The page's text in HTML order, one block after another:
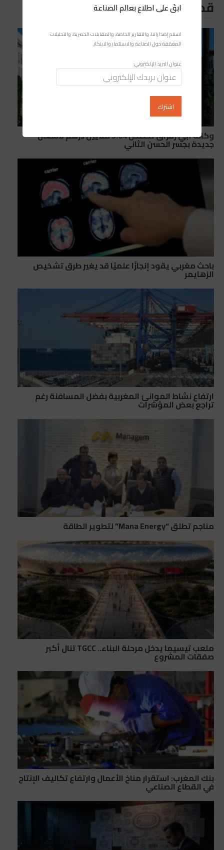
قد يعجبك ايضا
وكالة أبي رقراق تخصص 5.04 ملايين درهم لأشغال
جديدة بجسر الحسن الثاني
باحث مغربي يقود إنجازًا علميًا قد يغير طرق تشخيص
الزهايمر
ارتفاع نشاط الموانئ المغربية بفضل المسافنة رغم
تراجع بعض المؤشرات
مناجم تطلق “Mana Energy” لتطوير الطاقة
ملعب تيسيما يدخل مرحلة البناء.. TGCC تنال أكبر
صفقات المشروع
بنك المغرب: استقرار مناخ الأعمال وارتفاع تكاليف الإنتاج
في القطاع الصناعي
ابقَ على اطلاع بعالم الصناعة
استلم إصداراتنا، والتقارير الخاصة، والمقابلات الحصرية، والتحليلات
المعمّقة حول الصناعة والاستثمار والابتكار.
عنوان البريد الإلكتروني: